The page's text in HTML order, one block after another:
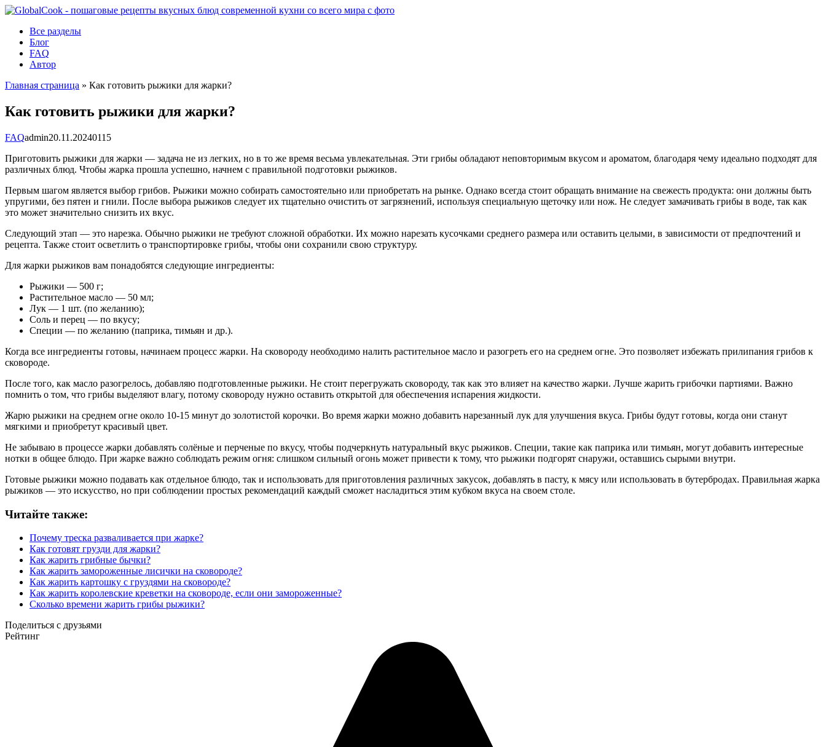
Перейти
контентуВсе разделы
Блог
FAQ
Автор
Главная страница » Как готовить рыжики для жарки?
Как готовить рыжики для жарки?
FAQadmin20.11.20240115
Приготовить рыжики для жарки — задача не из легких, но в то же время весьма увлекательная. Эти грибы обладают неповторимым вкусом и ароматом, благодаря чему идеально подходят для
различных блюд. Чтобы жарка прошла успешно, начнем с правильной подготовки рыжиков.
Первым шагом является выбор грибов. Рыжики можно собирать самостоятельно или приобретать на рынке. Однако всегда стоит обращать внимание на свежесть продукта: они должны быть
упругими, без пятен и гнили. После выбора рыжиков следует их тщательно очистить от загрязнений, используя специальную щеточку или нож. Не следует замачивать грибы в воде, так как
это может значительно снизить их вкус.
Следующий этап — это нарезка. Обычно рыжики не требуют сложной обработки. Их можно нарезать кусочками среднего размера или оставить целыми, в зависимости от предпочтений и
рецепта. Также стоит осветлить о транспортировке грибы, чтобы они сохранили свою структуру.
Для жарки рыжиков вам понадобятся следующие ингредиенты:
Рыжики — 500 г;
Растительное масло — 50 мл;
Лук — 1 шт. (по желанию);
Соль и перец — по вкусу;
Специи — по желанию (паприка, тимьян и др.).
Когда все ингредиенты готовы, начинаем процесс жарки. На сковороду необходимо налить растительное масло и разогреть его на среднем огне. Это позволяет избежать прилипания грибов к
сковороде.
После того, как масло разогрелось, добавляю подготовленные рыжики. Не стоит перегружать сковороду, так как это влияет на качество жарки. Лучше жарить грибочки партиями. Важно
помнить о том, что грибы выделяют влагу, потому сковороду нужно оставить открытой для обеспечения испарения жидкости.
Жарю рыжики на среднем огне около 10-15 минут до золотистой корочки. Во время жарки можно добавить нарезанный лук для улучшения вкуса. Грибы будут готовы, когда они станут
мягкими и приобретут красивый цвет.
Не забываю в процессе жарки добавлять солёные и перченые по вкусу, чтобы подчеркнуть натуральный вкус рыжиков. Специи, такие как паприка или тимьян, могут добавить интересные
нотки в общее блюдо. При жарке важно соблюдать режим огня: слишком сильный огонь может привести к тому, что рыжики подгорят снаружи, оставшись сырыми внутри.
Готовые рыжики можно подавать как отдельное блюдо, так и использовать для приготовления различных закусок, добавлять в пасту, к мясу или использовать в бутербродах. Правильная жарка
рыжиков — это искусство, но при соблюдении простых рекомендаций каждый сможет насладиться этим кубком вкуса на своем столе.
Читайте также:
Почему треска разваливается при жарке?
Как готовят грузди для жарки?
Как жарить грибные бычки?
Как жарить замороженные лисички на сковороде?
Как жарить картошку с груздями на сковороде?
Как жарить королевские креветки на сковороде, если они замороженные?
Сколько времени жарить грибы рыжики?
Поделиться с друзьями
Рейтинг